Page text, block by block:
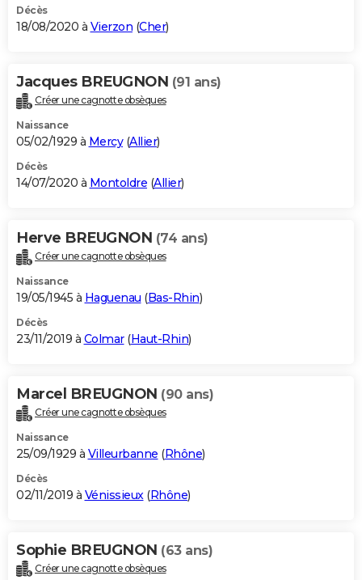
Décès
18/08/2020 à Vierzon (Cher)
Jacques BREUGNON (91 ans)
Créer une cagnotte obsèques
Naissance
05/02/1929 à Mercy(Allier)
Décès
14/07/2020 à Montoldre (Allier)
Herve BREUGNON (74 ans)
Créer une cagnotte obsèques
Naissance
19/05/1945 à Haguenau (Bas-Rhin)
Décès
23/11/2019 à Colmar(Haut-Rhin)
Marcel BREUGNON (90 ans)
Créer une cagnotte obsèques
Naissance
25/09/1929 à Villeurbanne (Rhône)
Décès
02/11/2019 à Vénissieux (Rhône)
Sophie BREUGNON (63 ans)
Créer une cagnotte obsèques